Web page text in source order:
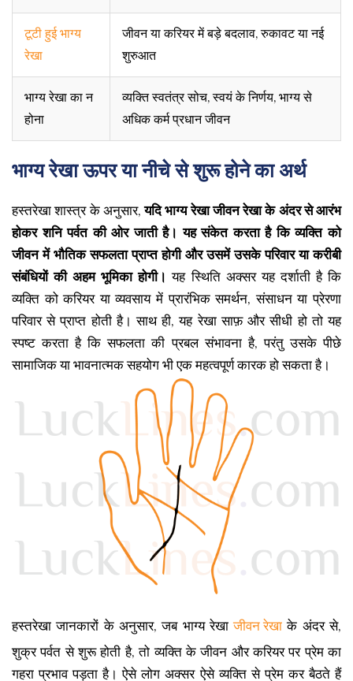
टूटी हुई भाग्य
रेखा
जीवन या करियर में बड़े बदलाव, रुकावट या नई
शुरुआत
भाग्य रेखा का न
होना
व्यक्ति स्वतंत्र सोच, स्वयं के निर्णय, भाग्य से
अधिक कर्म प्रधान जीवन
भाग्य रेखा ऊपर या नीचे से शुरू होने का अर्थ
हस्तरेखा शास्त्र के अनुसार,यदि भाग्य रेखा जीवन रेखा के अंदर से आरंभ
होकर शनि पर्वत की ओर जाती है। यह संकेत करता है कि व्यक्ति को
जीवन में भौतिक सफलता प्राप्त होगी और उसमें उसके परिवार या करीबी
संबंधियों की अहम भूमिका होगी। यह स्थिति अक्सर यह दर्शाती है कि
व्यक्ति को करियर या व्यवसाय में प्रारंभिक समर्थन, संसाधन या प्रेरणा
परिवार से प्राप्त होती है। साथ ही, यह रेखा साफ़ और सीधी हो तो यह
स्पष्ट करता है कि सफलता की प्रबल संभावना है, परंतु उसके पीछे
सामाजिक या भावनात्मक सहयोग भी एक महत्वपूर्ण कारक हो सकता है।
हस्तरेखा जानकारों के अनुसार, जब भाग्य रेखाजीवन रेखा के अंदर से,
शुक्र पर्वत से शुरू होती है, तो व्यक्ति के जीवन और करियर पर प्रेम का
गहरा प्रभाव पड़ता है। ऐसे लोग अक्सर ऐसे व्यक्ति से प्रेम कर बैठते हैं